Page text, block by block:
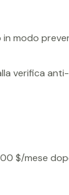
in modo
verifica anti-
$/mese